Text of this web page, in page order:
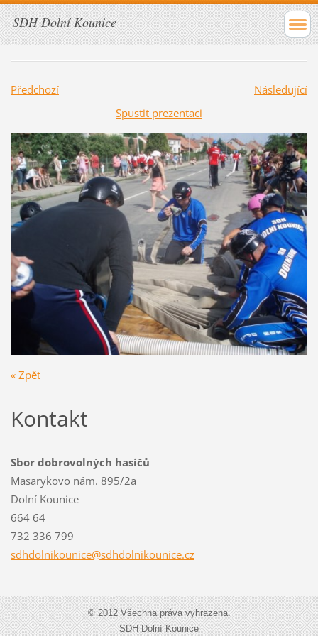
SDH Dolní Kounice
Předchozí
Následující
Spustit prezentaci
« Zpět
Kontakt
Sbor dobrovolných hasičů
Masarykovo nám. 895/2a
Dolní Kounice
664 64
732 336 799
sdhdolnikounice@sdhdolnikounice.cz
© 2012 Všechna práva vyhrazena.
SDH Dolní Kounice